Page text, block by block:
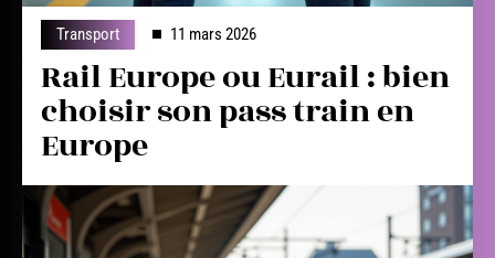
Transport 11 mars 2026
Rail Europe ou Eurail : bien
choisir son pass train en
Europe